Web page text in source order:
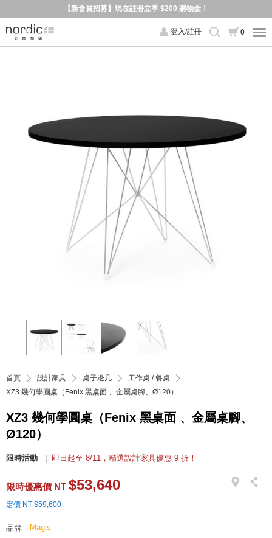
【新會員招募】現在註冊立享 $200 購物金！
登入/註冊 0
首頁 設計家具 桌子邊几
工作桌 / 餐桌
XZ3 幾何學圓桌（Fenix 黑桌面 、金屬桌腳、Ø120）
XZ3 幾何學圓桌（Fenix 黑桌面 、金屬桌腳、
Ø120）
限時活動 即日起至 8/11，精選設計家具優惠 9 折！
限時優惠價 NT $53,640
定價 NT $59,600
品牌
Magis